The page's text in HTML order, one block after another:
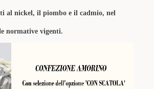
al nickel, il piombo e il cadmio, nel
normative vigenti.